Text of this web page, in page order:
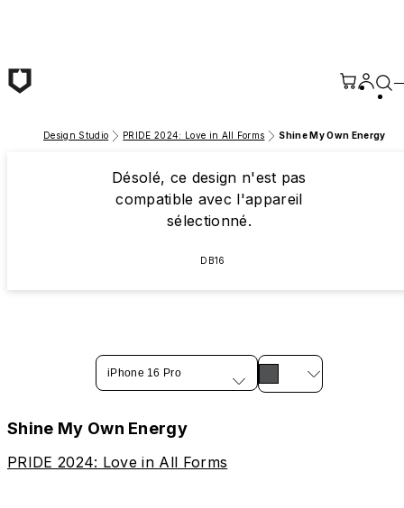
Design Studio PRIDE 2024: Love in All Forms Shine My Own Energy
Désolé, ce design n'est pas
compatible avec l'appareil
sélectionné.
DB16
iPhone 16 Pro
Shine My Own Energy
PRIDE 2024: Love in All Forms